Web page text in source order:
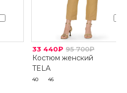
33 440₽ 95 700₽
Костюм женский
TELA
40 46